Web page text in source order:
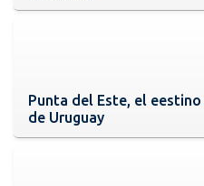
Punta del Este, el
de Uruguay